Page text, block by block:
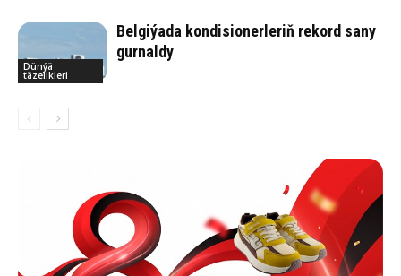
Dünýä
täzelikleri
Belgiýada kondisionerleriň rekord sany
gurnaldy